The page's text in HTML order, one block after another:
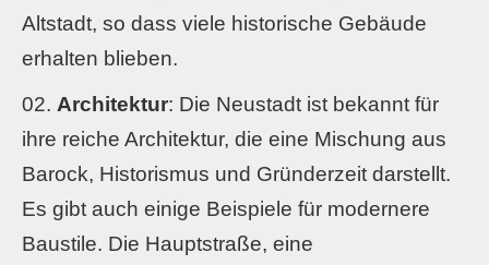
Altstadt, so dass viele historische Gebäude
erhalten blieben.
Architektur: Die Neustadt ist bekannt für
ihre reiche Architektur, die eine Mischung aus
Barock, Historismus und Gründerzeit darstellt.
Es gibt auch einige Beispiele für modernere
Baustile. Die Hauptstraße, eine